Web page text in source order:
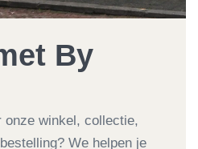
By
onze winkel, collectie,
We helpen je